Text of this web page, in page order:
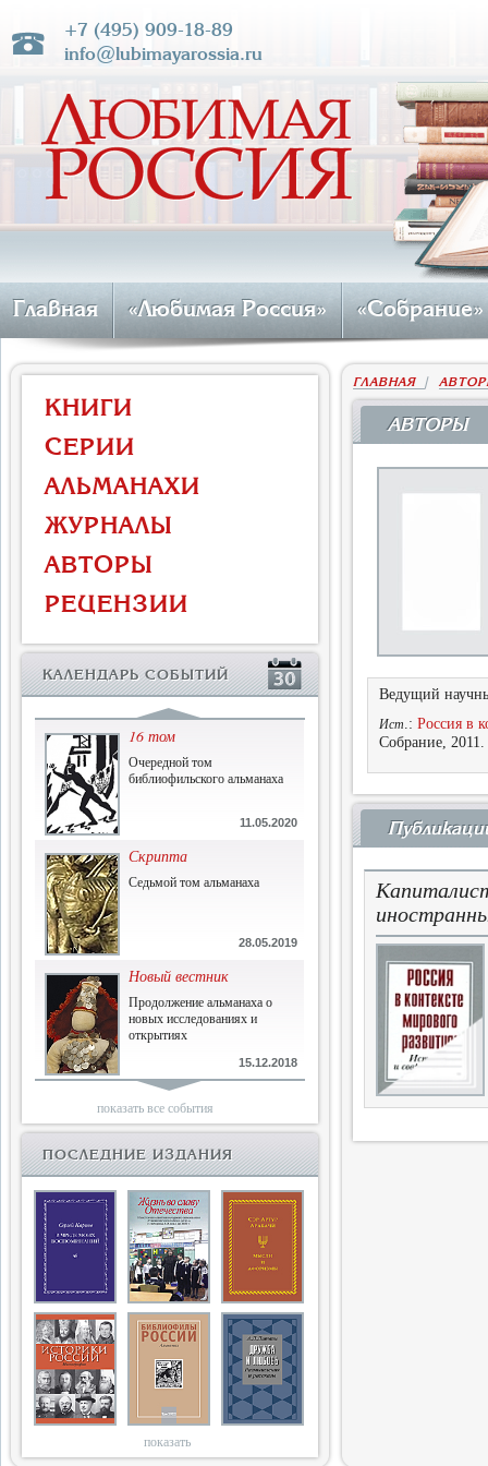
+7 (495) 909-18-89
info@lubimayarossia.ru
Главная «Любимая Россия» «Собрание»
КНИГИ
СЕРИИ
АЛЬМАНАХИ
ЖУРНАЛЫ
АВТОРЫ
РЕЦЕНЗИИ
КАЛЕНДАРЬ СОБЫТИЙ
Власть и церковь
Противостояние во время
массового голода
История и историческая
исторической мысли
16 том
Очередной том
библиофильского альманаха
11.05.2020
Скрипта
Седьмой том альманаха
28.05.2019
Новый вестник
Продолжение альманаха о
новых исследованиях и
открытиях
15.12.2018
Библиофилам
Четырнадцатый и не последний
Двенадцатый
Новый том Вестника истории,
литературы, искусства
25.09.2017
Книги блокады
Последняя книга Т.В.Сталевой
15.06.2017
Энциклопедия историков
показать все события
ПОСЛЕДНИЕ ИЗДАНИЯ
показать
ГЛАВНАЯ |
АВТОРЫ
Ведущий
Ист.: Россия в
Собрание, 2011.